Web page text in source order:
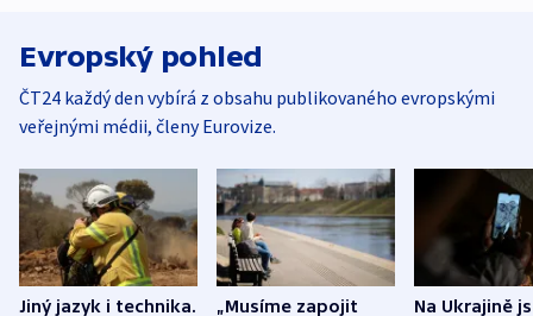
Evropský pohled
ČT24 každý den vybírá z obsahu publikovaného evropskými
veřejnými médii, členy Eurovize.
Jiný jazyk i technika.
„Musíme zapojit
Na Ukrajině